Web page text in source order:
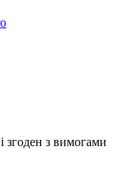
і згоден з вимогами